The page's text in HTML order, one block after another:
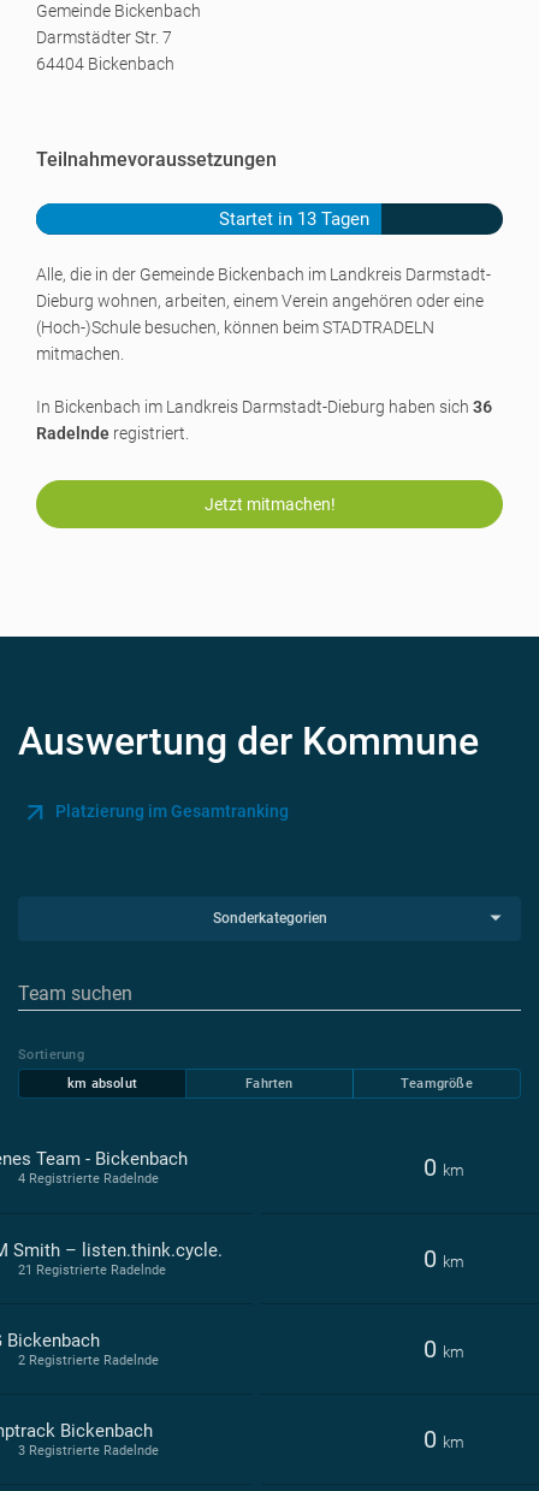
Gemeinde Bickenbach
Darmstädter Str. 7
64404 Bickenbach
Teilnahmevoraussetzungen
Startet in 13 Tagen
Alle, die in der Gemeinde Bickenbach im Landkreis Darmstadt-
Dieburg wohnen, arbeiten, einem Verein angehören oder eine
(Hoch-)Schule besuchen, können beim STADTRADELN
mitmachen.
In Bickenbach im Landkreis Darmstadt-Dieburg haben sich 36
Radelnde registriert.
Jetzt mitmachen!
Auswertung der Kommune
Platzierung im Gesamtranking
Sonderkategorien
Sortierung
km absolut
Fahrten Teamgröße
Team - Bickenbach 0 km
4 Registrierte Radelnde
Smith – listen.think.cycle. 0 km
21 Registrierte Radelnde
Bickenbach 0 km
2 Registrierte Radelnde
Bickenbach 0 km
3 Registrierte Radelnde